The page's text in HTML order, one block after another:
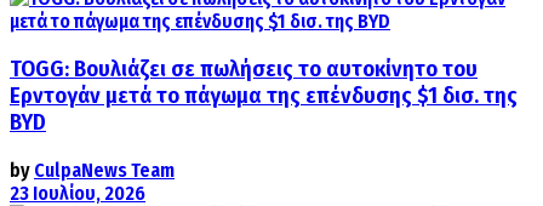
TOGG: Βουλιάζει σε πωλήσεις το αυτοκίνητο του
Ερντογάν μετά το πάγωμα της επένδυσης $1 δισ. της
BYD
by CulpaNews Team
23 Ιουλίου, 2026